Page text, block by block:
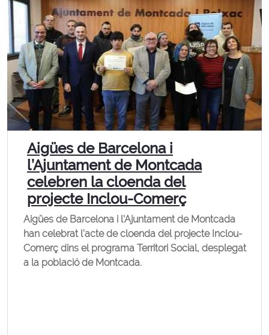
Aigües de Barcelona i
l’Ajuntament de Montcada
celebren la cloenda del
projecte Inclou-Comerç
Aigües de Barcelona i l’Ajuntament de Montcada
han celebrat l’acte de cloenda del projecte Inclou-
Comerç dins el programa Territori Social, desplegat
a la població de Montcada.